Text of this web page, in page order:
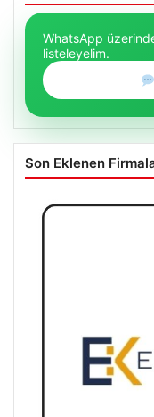
WhatsApp
listeleyelim.
Son Eklenen